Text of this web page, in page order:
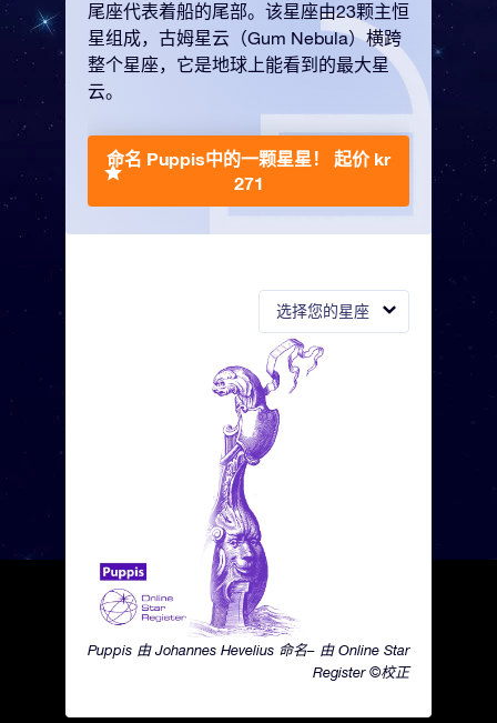
选择您的星座
Puppis 由 Johannes Hevelius 命名– 由 Online Star
Register ©校正
尾座代表着船的尾部。该星座由23颗主恒
星组成，古姆星云（Gum Nebula）横跨
整个星座，它是地球上能看到的最大星
云。
命名 Puppis中的一颗星星！ 起价 kr
271